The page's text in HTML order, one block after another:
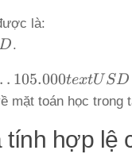
là:
D.
105.000textUS D
mặt toán học trong
tính hợp lệ